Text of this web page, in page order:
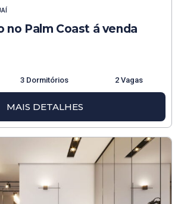
Palm Coast á venda
3 Dormitórios 2 Vagas
MAIS DETALHES